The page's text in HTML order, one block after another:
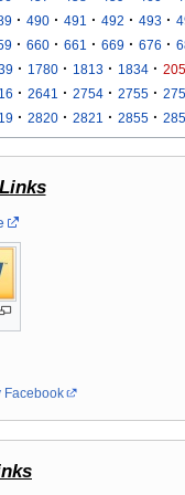
· 490 · 491 · 492 · 493 ·
· 660 · 661 · 669 · 676 ·
· 1780 · 1813 · 1834 ·
· 2641 · 2754 · 2755 ·
· 2820 · 2821 · 2855 ·
Facebook